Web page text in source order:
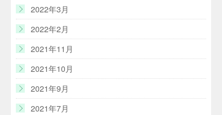
2022年3月
2022年2月
2021年11月
2021年10月
2021年9月
2021年7月